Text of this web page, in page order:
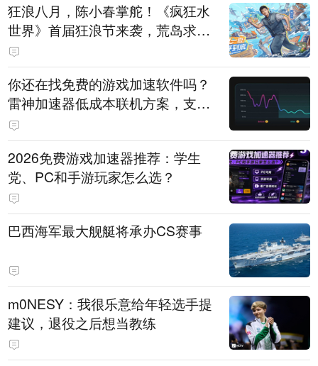
狂浪八月，陈小春掌舵！《疯狂水
世界》首届狂浪节来袭，荒岛求生
直播即将开启
你还在找免费的游戏加速软件吗？
雷神加速器低成本联机方案，支持
免费试用
2026免费游戏加速器推荐：学生
党、PC和手游玩家怎么选？
巴西海军最大舰艇将承办CS赛事
m0NESY：我很乐意给年轻选手提
建议，退役之后想当教练